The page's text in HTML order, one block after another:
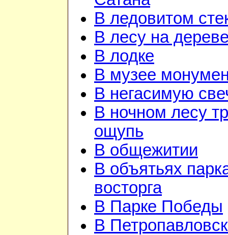
В ледовитом
В лесу на
В лодке
В музее
В негасимую
В ночном лесу
ощупь
В общежитии
В объятьях
восторга
В Парке Победы
В